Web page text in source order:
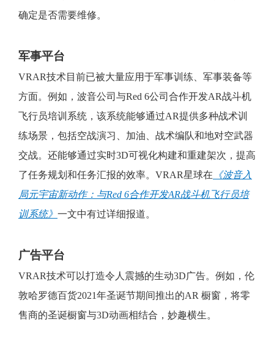
确定是否需要维修。
军事平台
VRAR技术目前已被大量应用于军事训练、军事装备等
方面。例如，波音公司与Red 6公司合作开发AR战斗机
飞行员培训系统，该系统能够通过AR提供多种战术训
练场景，包括空战演习、加油、战术编队和地对空武器
交战。还能够通过实时3D可视化构建和重建架次，提高
了任务规划和任务汇报的效率。VRAR星球在 《波音入
局元宇宙新动作：与Red 6合作开发AR战斗机飞行员培
训系统》 一文中有过详细报道。
广告平台
VRAR技术可以打造令人震撼的生动3D广告。例如，伦
敦哈罗德百货2021年圣诞节期间推出的AR 橱窗，将零
售商的圣诞橱窗与3D动画相结合，妙趣横生。